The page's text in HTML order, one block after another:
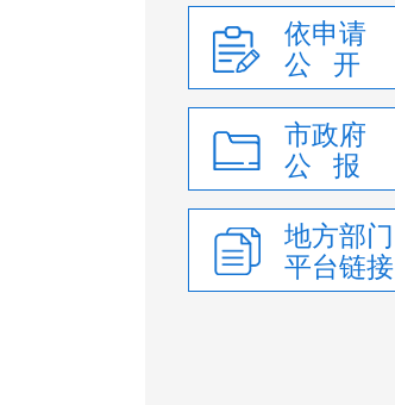
依申请
公 开
市政府
公 报
地方部门
平台链接